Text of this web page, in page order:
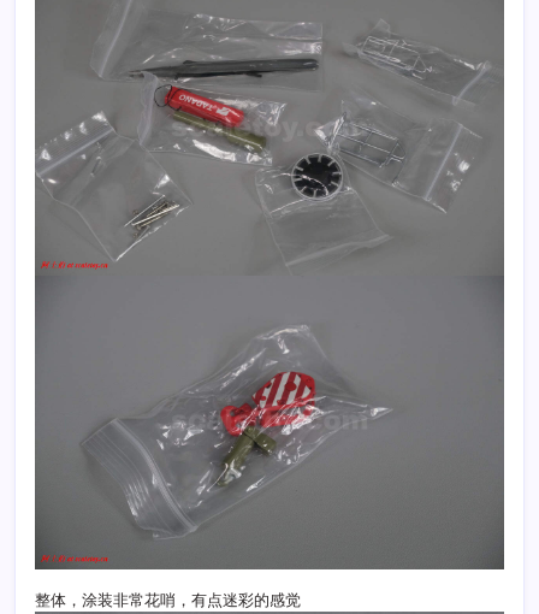
整体，涂装非常花哨，有点迷彩的感觉